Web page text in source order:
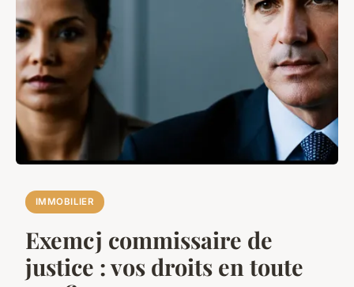
IMMOBILIER
Exemcj commissaire de
justice : vos droits en toute